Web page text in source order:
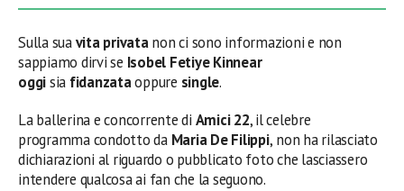
Sulla suavita privatanon ci sono informazioni e non
sappiamo dirvi se Isobel Fetiye Kinnear
oggisia fidanzataoppure single.
La ballerina e concorrente di Amici 22, il celebre
programma condotto da Maria De Filippi, non ha rilasciato
dichiarazioni al riguardo o pubblicato foto che lasciassero
intendere qualcosa ai fan che la seguono.